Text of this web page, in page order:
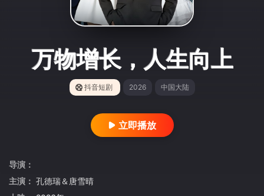
万物增长，人生向上
抖音短剧 2026 中国大陆
立即播放
导演：
主演： 孔德瑞＆唐雪晴